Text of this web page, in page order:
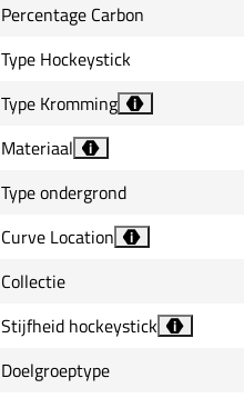
Percentage Carbon
Type Hockeystick
Type Kromming
i
Materiaal
i
Type ondergrond
Curve Location
i
Collectie
Stijfheid hockeystick
i
Doelgroeptype